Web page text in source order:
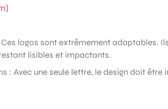
logos sont extrêmement adaptables.
lisibles et impactants.
: Avec une seule lettre, le design doit être